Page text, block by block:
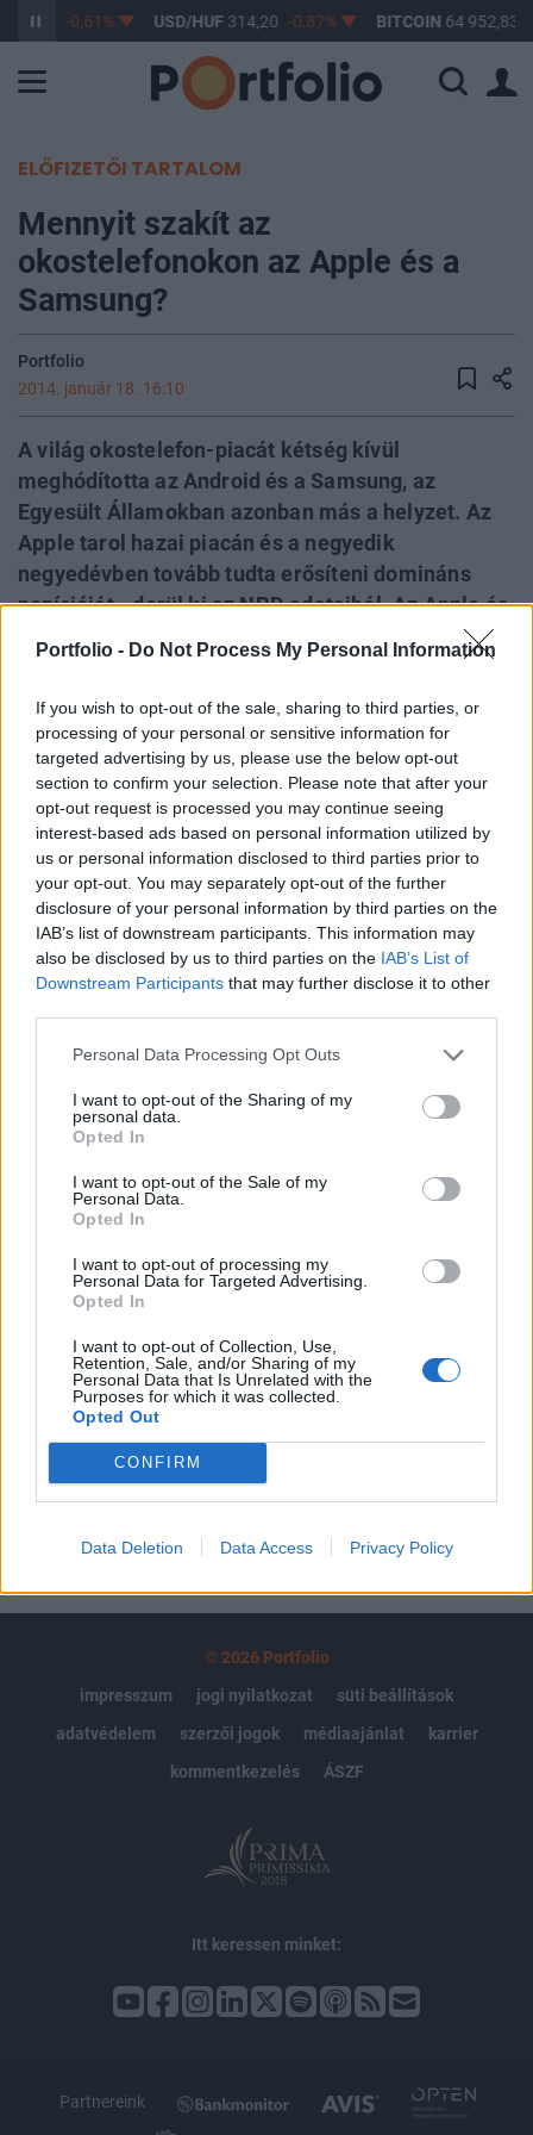
Portfolio - Do Not Process My Personal Information
If you wish to opt-out of the sale, sharing to third parties, or
processing of your personal or sensitive information for
targeted advertising by us, please use the below opt-out
section to confirm your selection. Please note that after your
opt-out request is processed you may continue seeing
interest-based ads based on personal information utilized by
us or personal information disclosed to third parties prior to
your opt-out. You may separately opt-out of the further
disclosure of your personal information by third parties on the
IAB’s list of downstream participants. This information may
also be disclosed by us to third parties on the IAB’s List of
Downstream Participants that may further disclose it to other
Personal Data Processing Opt Outs
I want to opt-out of the Sharing of my
personal data.
Opted In
I want to opt-out of the Sale of my
Personal Data.
Opted In
I want to opt-out of processing my
Personal Data for Targeted Advertising.
Opted In
I want to opt-out of Collection, Use,
Retention, Sale, and/or Sharing of my
Personal Data that Is Unrelated with the
Purposes for which it was collected.
Opted Out
CONFIRM
Data Deletion Data Access Privacy Policy
363,17 -0,61% USD/HUF314,20 -0,87% BITCOIN 64 952,83
ELŐFIZETŐI TARTALOM
Mennyit szakít az
okostelefonokon az Apple és a
Samsung?
Portfolio
2014. január 18. 16:10
A világ okostelefon-piacát kétség kívül
meghódította az Android és a Samsung, az
Egyesült Államokban azonban más a helyzet. Az
Apple tarol hazai piacán és a negyedik
negyedévben tovább tudta erősíteni domináns
pozícióját - derül ki az NPD adataiból. Az Apple és
a Samsung azonban nem csak az értékesítések
volumenét tekintve dominálják a piacot, de a
teljes iparági profitot is a két gyártó zsebeli be
még mindig, úgy tűnik, hogy hiábavalóak a
versenytársak erőfeszítései.
Viszik az iPhone-t, mint a cukrot A Samsung és az Android
térhódítása megállíthatatlan a világ okostelefon-piacán, de
az Egyesült Államokban teljesen más a helyzet. Hazai
piacán még mindig az Apple viszi a prímet az iPhone-nal,
ahol a negyedik negyedévben már 40% feletti piaci
részesedésre tett szert, szemben a Samsung 26%-os
részesedésével - derül ki az NPD legfrissebb
KEDVES OLVASÓNK!
A keresett cikk a portfolio.hu hírarchívumához
regisztrációhoz kötött.
Az előfizetés a következőket tartalmazza:
Portfolio.hu teljes cikkarchívum
Kötéslisták: BÉT elmúlt 2 év napon belüli
Előfizetés
MÁR ELŐFIZETŐNK VAGY?
© 2026 Portfolio
impresszum
jogi nyilatkozat
süti beállítások
adatvédelem
szerzői jogok médiaajánlat
karrier
kommentkezelés
ÁSZF
Itt keressen minket:
Partnereink